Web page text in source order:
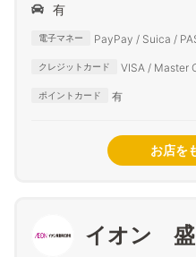
有
電子マネー PayPay / Suica /
クレジットカード
VISA / Master
ポイントカード 有
お店を
イオン 盛